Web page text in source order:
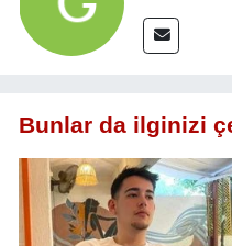
Bunlar da ilginizi